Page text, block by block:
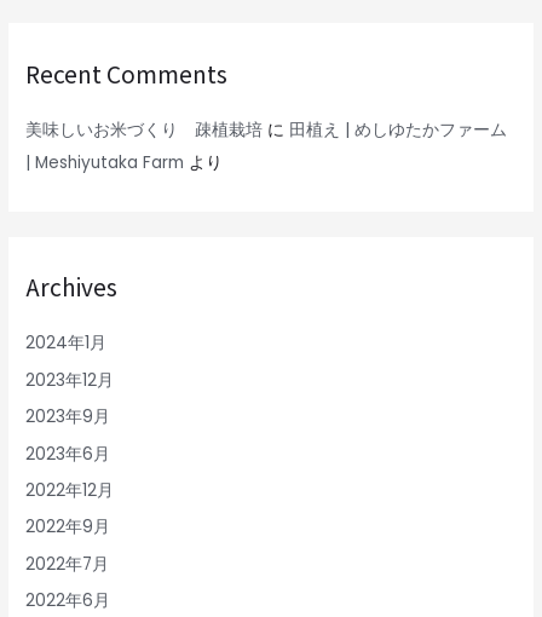
Recent Comments
美味しいお米づくり 疎植栽培 に 田植え | めしゆたかファーム
| Meshiyutaka Farm より
Archives
2024年1月
2023年12月
2023年9月
2023年6月
2022年12月
2022年9月
2022年7月
2022年6月